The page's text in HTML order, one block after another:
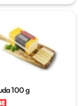
100 g